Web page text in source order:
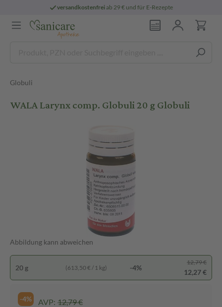
versandkostenfreiab 29 € und für E-Rezepte
Globuli
WALA Larynx comp. Globuli 20 g Globuli
Abbildung kann abweichen
20 g (613,50 € / 1 kg) -4%
12,79 €
12,27 €
-4% AVP: 12,79 €